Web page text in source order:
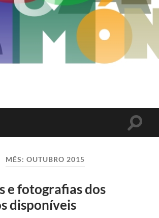
Toggle
MÊS: OUTUBRO 2015
e fotografias dos
disponíveis